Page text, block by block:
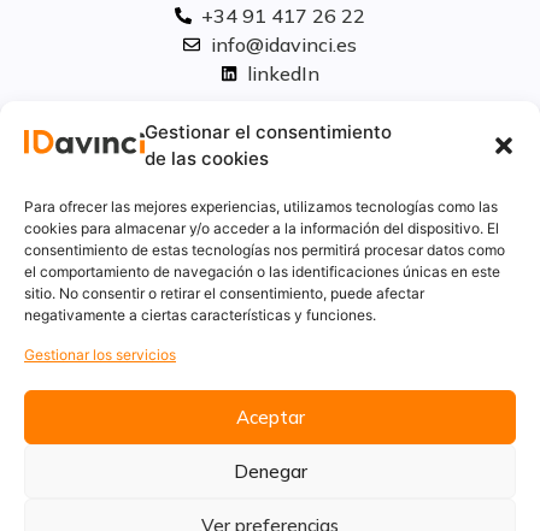
Gestionar el consentimiento
de las cookies
Para ofrecer las mejores experiencias, utilizamos tecnologías como las
cookies para almacenar y/o acceder a la información del dispositivo. El
consentimiento de estas tecnologías nos permitirá procesar datos como
el comportamiento de navegación o las identificaciones únicas en este
sitio. No consentir o retirar el consentimiento, puede afectar
negativamente a ciertas características y funciones.
Gestionar los servicios
Aceptar
Denegar
Ver preferencias
+34 91 417 26 22
info@idavinci.es
linkedIn
Políticas legales
Aviso Legal
Privacidad
Cookies
Innovación
Calidad y medio ambiente